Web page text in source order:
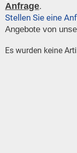
Anfrage.
Stellen Sie eine
Angebote von
Es wurden keine